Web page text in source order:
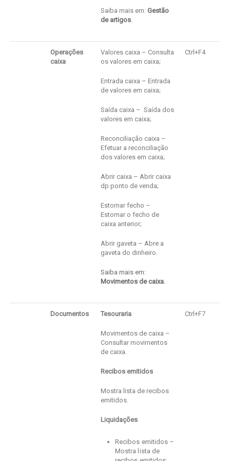
Saiba mais em: Gestão
de artigos.
Operações
caixa
Valores caixa – Consulta
os valores em caixa;
Entrada caixa – Entrada
de valores em caixa;
Saída caixa – Saída dos
valores em caixa;
Reconciliação caixa –
Efetuar a reconciliação
dos valores em caixa;
Abrir caixa – Abrir caixa
dp ponto de venda;
Estornar fecho –
Estornar o fecho de
caixa anterior;
Abrir gaveta – Abre a
gaveta do dinheiro.
Saiba mais em:
Movimentos de caixa.
Ctrl+F4
Documentos Tesouraria
Movimentos de caixa –
Consultar movimentos
de caixa.
Recibos emitidos
Mostra lista de recibos
emitidos.
Liquidações
Recibos emitidos –
Mostra lista de
Ctrl+F7